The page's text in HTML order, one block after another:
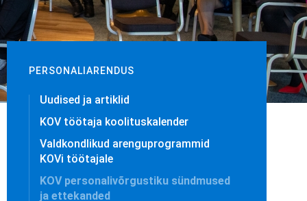
PERSONALIARENDUS
Uudised ja artiklid
KOV töötaja koolituskalender
Valdkondlikud arenguprogrammid
KOVi töötajale
KOV personalivõrgustiku sündmused
ja ettekanded